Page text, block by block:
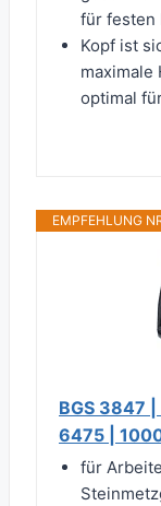
für festen
Kopf ist
maximale
optimal
EMPFEHLUNG
BGS 3847
6475 |
für